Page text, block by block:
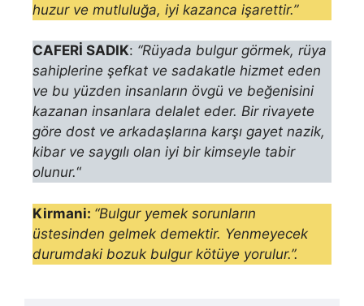
huzur ve mutluluğa, iyi kazanca işarettir.”
CAFERİ SADIK: “Rüyada bulgur görmek, rüya
sahiplerine şefkat ve sadakatle hizmet eden
ve bu yüzden insanların övgü ve beğenisini
kazanan insanlara delalet eder. Bir rivayete
göre dost ve arkadaşlarına karşı gayet na­zik,
kibar ve saygılı olan iyi bir kimseyle tabir
olunur.“
Kirmani: “Bulgur yemek sorunların
üstesinden gel­mek demektir. Yenmeyecek
durumdaki bozuk bulgur kötüye yorulur.”.